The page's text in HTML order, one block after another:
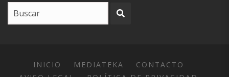
INICIO MEDIATEKA
CONTACTO